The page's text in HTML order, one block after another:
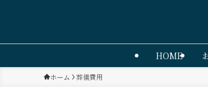
HOME
ホーム 葬儀費用